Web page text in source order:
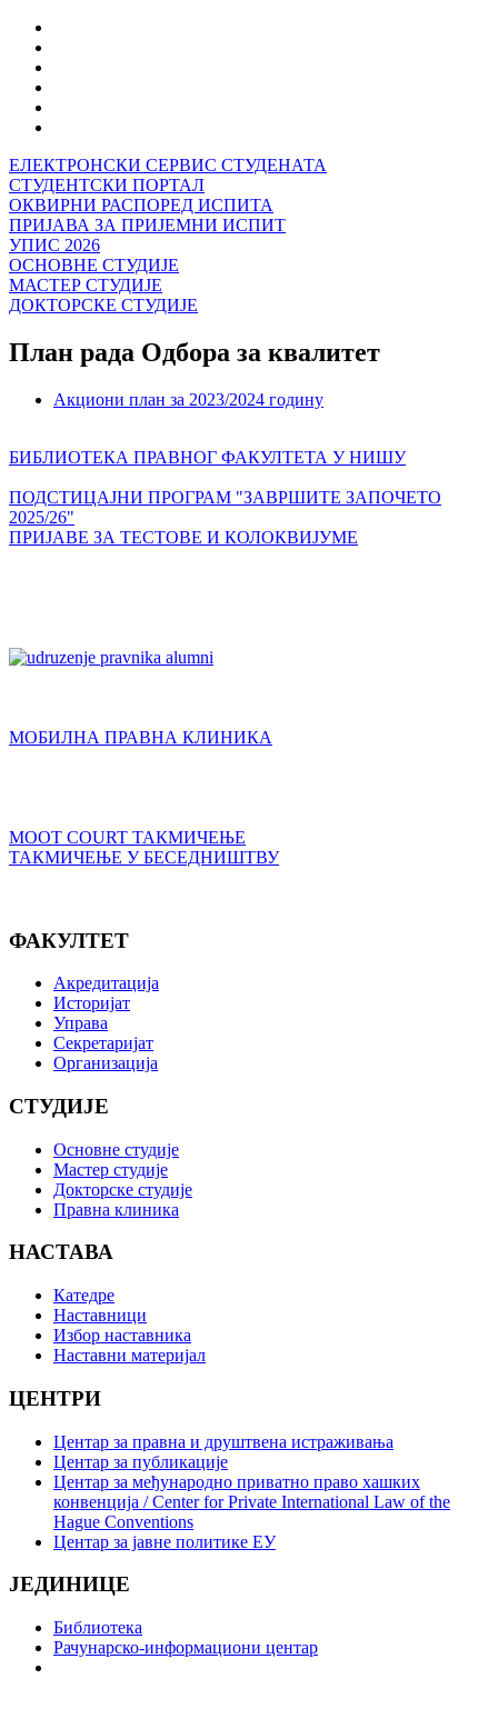
ЕЛЕКТРОНСКИ СЕРВИС СТУДЕНАТА
СТУДЕНТСКИ ПОРТАЛ
ОКВИРНИ РАСПОРЕД ИСПИТА
ПРИЈАВА ЗА ПРИЈЕМНИ ИСПИТ
УПИС 2026
ОСНОВНЕ СТУДИЈЕ
МАСТЕР СТУДИЈЕ
ДОКТОРСКЕ СТУДИЈЕ
План рада Одбора за квалитет
Акциони план за 2023/2024 годину
БИБЛИОТЕКА ПРАВНОГ ФАКУЛТЕТА У НИШУ
ПОДСТИЦАЈНИ ПРОГРАМ "ЗАВРШИТЕ ЗАПОЧЕТО
2025/26"
ПРИЈАВЕ ЗА ТЕСТОВЕ И КОЛОКВИЈУМЕ
МОБИЛНА ПРАВНА КЛИНИКА
MOOT COURT ТАКМИЧЕЊЕ
ТАКМИЧЕЊЕ У БЕСЕДНИШТВУ
ФАКУЛТЕТ
Акредитација
Историјат
Управа
Секретаријат
Организација
СТУДИЈЕ
Основне студије
Мастер студије
Докторске студије
Правна клиника
НАСТАВА
Катедре
Наставници
Избор наставника
Наставни материјал
ЦЕНТРИ
Центар за правна и друштвена истраживања
Центар за публикације
Центар за међународно приватно право хашких
конвенција / Center for Private International Law of the
Hague Conventions
Центар за јавне политике ЕУ
ЈЕДИНИЦЕ
Библиотека
Рачунарско-информациони центар